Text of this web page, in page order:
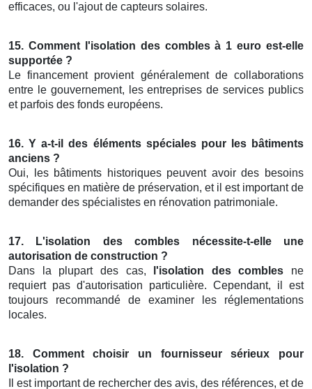
efficaces, ou l'ajout de capteurs solaires.
15. Comment l'isolation des combles à 1 euro est-elle
supportée ?
Le financement provient généralement de collaborations
entre le gouvernement, les entreprises de services publics
et parfois des fonds européens.
16. Y a-t-il des éléments spéciales pour les bâtiments
anciens ?
Oui, les bâtiments historiques peuvent avoir des besoins
spécifiques en matière de préservation, et il est important de
demander des spécialistes en rénovation patrimoniale.
17. L'isolation des combles nécessite-t-elle une
autorisation de construction ?
Dans la plupart des cas,
l'isolation des combles ne
requiert pas d'autorisation particulière. Cependant, il est
toujours recommandé de examiner les réglementations
locales.
18. Comment choisir un fournisseur sérieux pour
l'isolation ?
Il est important de rechercher des avis, des références, et de